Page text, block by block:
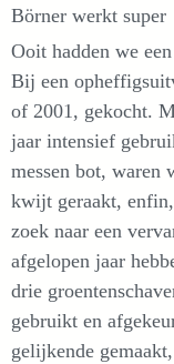
Börner werkt super
Ooit hadden we
Bij een
of 2001, gekocht.
jaar intensief
messen bot, waren
kwijt geraakt,
zoek naar een
afgelopen jaar
drie
gebruikt en
gelijkende